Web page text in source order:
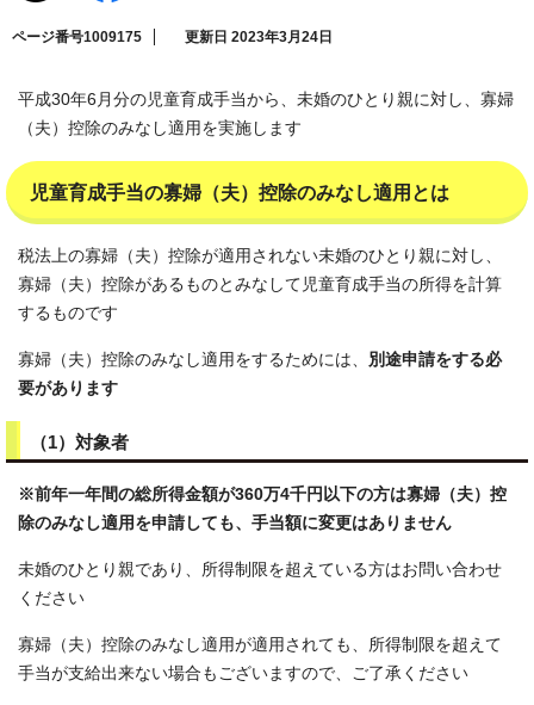
ページ番号1009175 更新日 2023年3月24日
平成30年6月分の児童育成手当から、未婚のひとり親に対し、寡婦
（夫）控除のみなし適用を実施します
児童育成手当の寡婦（夫）控除のみなし適用とは
税法上の寡婦（夫）控除が適用されない未婚のひとり親に対し、
寡婦（夫）控除があるものとみなして児童育成手当の所得を計算
するものです
寡婦（夫）控除のみなし適用をするためには、 別途申請をする必
要があります
（1）対象者
※前年一年間の総所得金額が360万4千円以下の方は寡婦（夫）控
除のみなし適用を申請しても、手当額に変更はありません
未婚のひとり親であり、所得制限を超えている方はお問い合わせ
ください
寡婦（夫）控除のみなし適用が適用されても、所得制限を超えて
手当が支給出来ない場合もございますので、ご了承ください